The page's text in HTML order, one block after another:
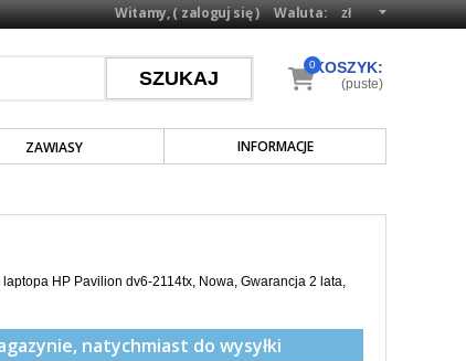
Waluta:
Witamy, (zaloguj się)
ZAWIASY INFORMACJE
KOSZYK:
0
(puste)
HP Pavilion dv6-2114tx, Nowa, Gwarancja 2 lata,
natychmiast do wysyłki